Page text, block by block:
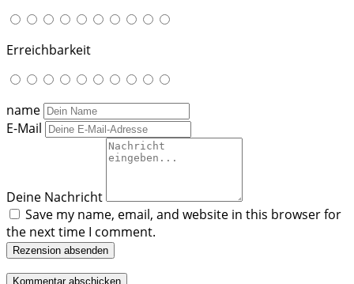
Erreichbarkeit
name
E-Mail
Deine Nachricht
Save my name, email, and website in this browser for
the next time I comment.
Rezension absenden